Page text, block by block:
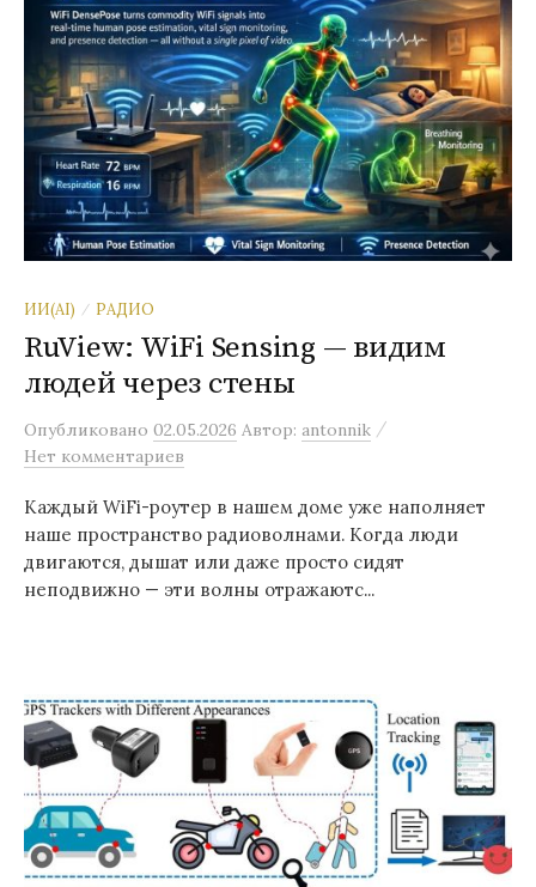
ИИ(AI) / РАДИО
RuView: WiFi Sensing — видим
людей через стены
Опубликовано 02.05.2026 Автор: antonnik /
Нет комментариев
Каждый WiFi-роутер в нашем доме уже наполняет
наше пространство радиоволнами. Когда люди
двигаются, дышат или даже просто сидят
неподвижно — эти волны отражаютс...